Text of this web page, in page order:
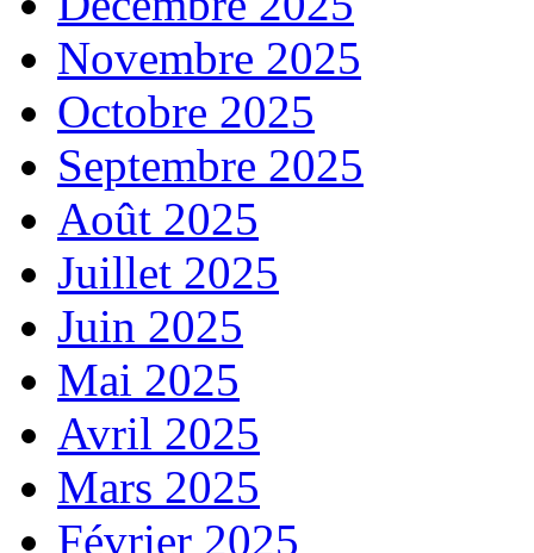
Novembre 2025
Octobre 2025
Septembre 2025
Août 2025
Juillet 2025
Juin 2025
Mai 2025
Avril 2025
Mars 2025
Février 2025